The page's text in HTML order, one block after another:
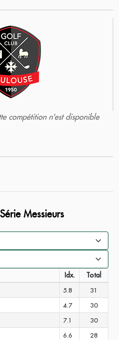
compétition n'est disponible
Messieurs
Idx. Total
5.8
31
4.7
30
7.1
30
6.6
28